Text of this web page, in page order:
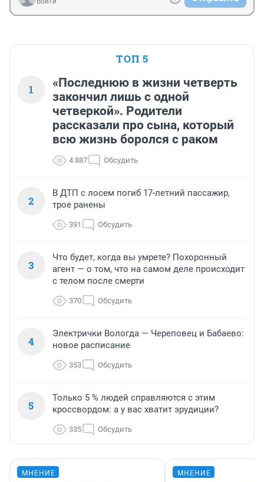
ТОП 5
1
«Последнюю в жизни четверть
закончил лишь с одной
четверкой». Родители
рассказали про сына, который
всю жизнь боролся с раком
4 887 Обсудить
2
В ДТП с лосем погиб 17-летний пассажир,
трое ранены
391 Обсудить
3
Что будет, когда вы умрете? Похоронный
агент — о том, что на самом деле происходит
с телом после смерти
370 Обсудить
4
Электрички Вологда — Череповец и Бабаево:
новое расписание
353 Обсудить
5
Только 5 % людей справляются с этим
кроссвордом: а у вас хватит эрудиции?
335 Обсудить
МНЕНИЕ МНЕНИЕ